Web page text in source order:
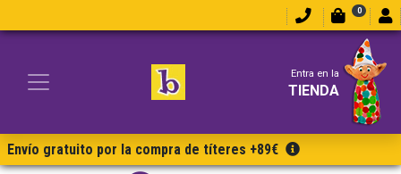
0
Entra en la
TIENDA
Envío gratuito por la compra de títeres +89€